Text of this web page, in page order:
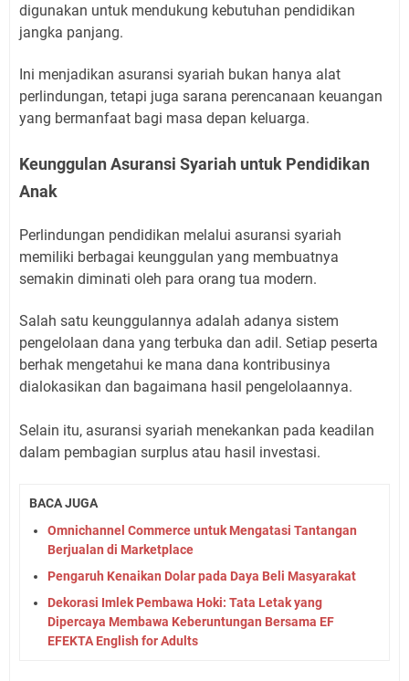
digunakan untuk mendukung kebutuhan pendidikan
jangka panjang.
Ini menjadikan asuransi syariah bukan hanya alat
perlindungan, tetapi juga sarana perencanaan keuangan
yang bermanfaat bagi masa depan keluarga.
Keunggulan Asuransi Syariah untuk Pendidikan
Anak
Perlindungan pendidikan melalui asuransi syariah
memiliki berbagai keunggulan yang membuatnya
semakin diminati oleh para orang tua modern.
Salah satu keunggulannya adalah adanya sistem
pengelolaan dana yang terbuka dan adil. Setiap peserta
berhak mengetahui ke mana dana kontribusinya
dialokasikan dan bagaimana hasil pengelolaannya.
Selain itu, asuransi syariah menekankan pada keadilan
dalam pembagian surplus atau hasil investasi.
BACA JUGA
Omnichannel Commerce untuk Mengatasi Tantangan
Berjualan di Marketplace
Pengaruh Kenaikan Dolar pada Daya Beli Masyarakat
Dekorasi Imlek Pembawa Hoki: Tata Letak yang
Dipercaya Membawa Keberuntungan Bersama EF
EFEKTA English for Adults